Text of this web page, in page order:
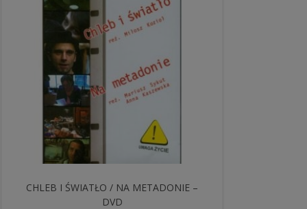
CHLEB I ŚWIATŁO / NA METADONIE –
DVD